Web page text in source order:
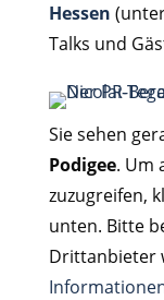
Hessen
Talks und
Sie sehen
Podigee. Um
zuzugreifen,
unten. Bitte
Drittanbieter